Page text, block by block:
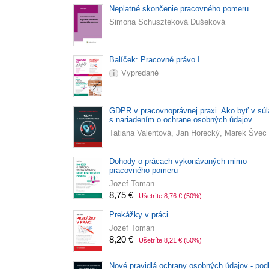
Neplatné skončenie pracovného pomeru
Simona Schuszteková Dušeková
Balíček: Pracovné právo I.
Vypredané
GDPR v pracovnoprávnej praxi. Ako byť v
s nariadením o ochrane osobných údajov
Tatiana Valentová, Jan Horecký, Marek Švec
Dohody o prácach vykonávaných mimo
pracovného pomeru
Jozef Toman
8,75 € Ušetríte 8,76 € (50%)
Prekážky v práci
Jozef Toman
8,20 € Ušetríte 8,21 € (50%)
Nové pravidlá ochrany osobných údajov -